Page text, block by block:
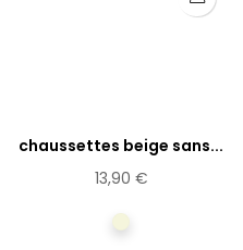
chaussettes beige sans...
13,90 €
Beige